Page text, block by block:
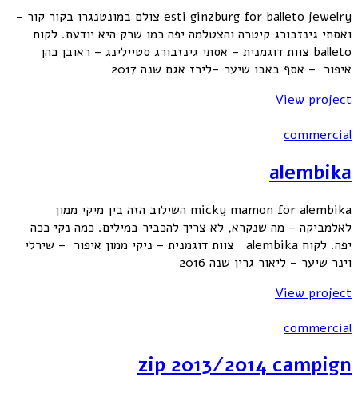
esti ginzburg for balleto jewelry צולם במונטנגרו בקור קור –
ואסתי גינזבורג קיטרה והצטלמה יפה כמו שרק היא יודעת. לקוח
balleto צוות דוגמנית – אסתי גינזבורג סטיילינג – ראובן כהן
איפור – אסף באבו שיער -לירז אגם שנה 2017
View project
commercial
alembika
micky mamon for alembika השילוב הזה בין מיקי ממון
לאלמביקה – מה שנקרא, לא צריך להכביר במילים. כמה נקי ככה
יפה. לקוח alembika צוות דוגמנית – ניקי ממון איפור – שירלי
וינר שיער – ליאור גרין שנה 2016
View project
commercial
zip 2013/2014 campign